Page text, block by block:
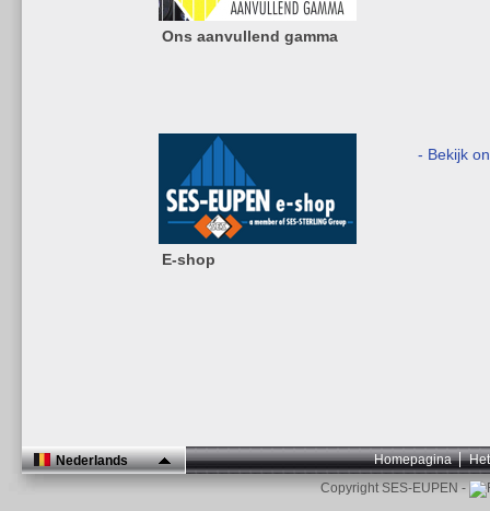
Ons aanvullend gamma
E-shop
- Bekijk
Nederlands Homepagina
Copyright SES-EUPEN -